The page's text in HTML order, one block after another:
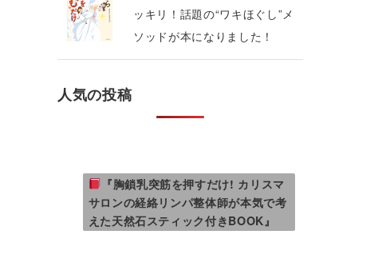
ッキリ！話題の“ワキほぐし”メ
ソッドが本になりました！
人気の投稿
『胸鎖乳突筋を押すだけ! カリスマ
サロンの経絡リンパ整体師が本気で考
えた天然石スティック付きBOOK』